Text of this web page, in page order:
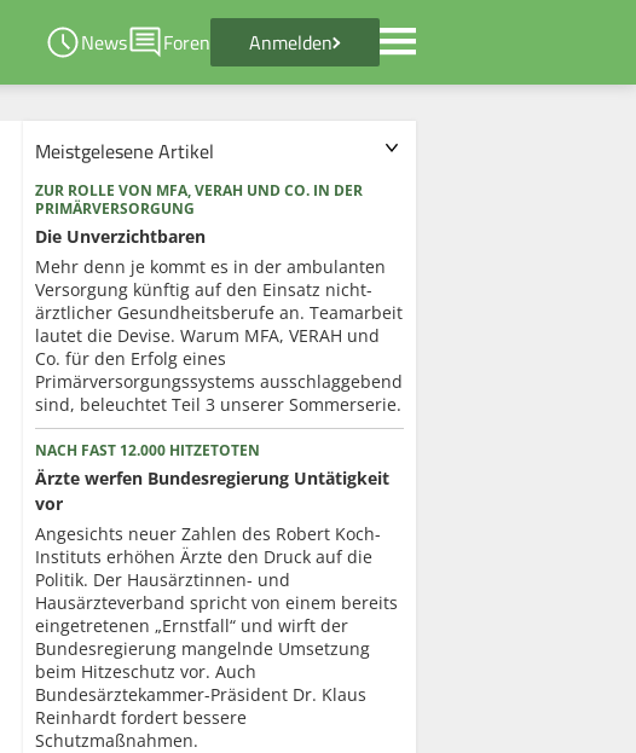
News Foren Anmelden
Meistgelesene Artikel
ZUR ROLLE VON MFA, VERAH UND CO. IN DER
PRIMÄRVERSORGUNG
Die Unverzichtbaren
Mehr denn je kommt es in der ambulanten
Versorgung künftig auf den Einsatz nicht-
ärztlicher Gesundheitsberufe an. Teamarbeit
lautet die Devise. Warum MFA, VERAH und
Co. für den Erfolg eines
Primärversorgungssystems ausschlaggebend
sind, beleuchtet Teil 3 unserer Sommerserie.
NACH FAST 12.000 HITZETOTEN
Ärzte werfen Bundesregierung Untätigkeit
vor
Angesichts neuer Zahlen des Robert Koch-
Instituts erhöhen Ärzte den Druck auf die
Politik. Der Hausärztinnen- und
Hausärzteverband spricht von einem bereits
eingetretenen „Ernstfall“ und wirft der
Bundesregierung mangelnde Umsetzung
beim Hitzeschutz vor. Auch
Bundesärztekammer-Präsident Dr. Klaus
Reinhardt fordert bessere
Schutzmaßnahmen.